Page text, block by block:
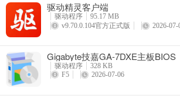
驱动精灵客户端
驱动程序
95.17 MB
v9.70.0.104官方正式版
2026-07-
Gigabyte技嘉GA-7DXE主板BIOS
驱动程序
328 KB
F5
2026-07-06